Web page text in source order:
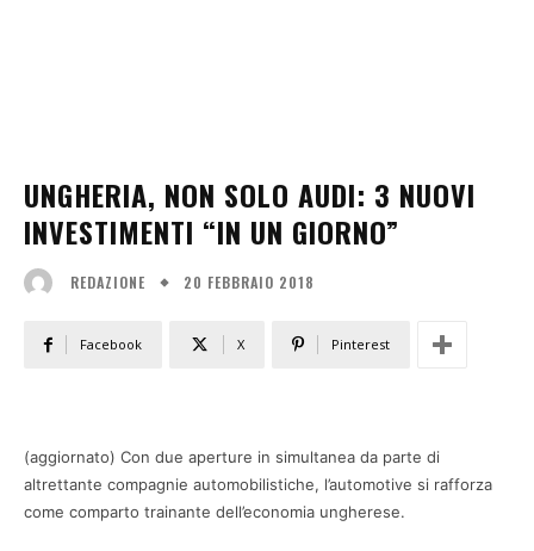
UNGHERIA, NON SOLO AUDI: 3 NUOVI
INVESTIMENTI “IN UN GIORNO”
REDAZIONE 20 FEBBRAIO 2018
Facebook X Pinterest
(aggiornato) Con due aperture in simultanea da parte di
altrettante compagnie automobilistiche, l’automotive si rafforza
come comparto trainante dell’economia ungherese.